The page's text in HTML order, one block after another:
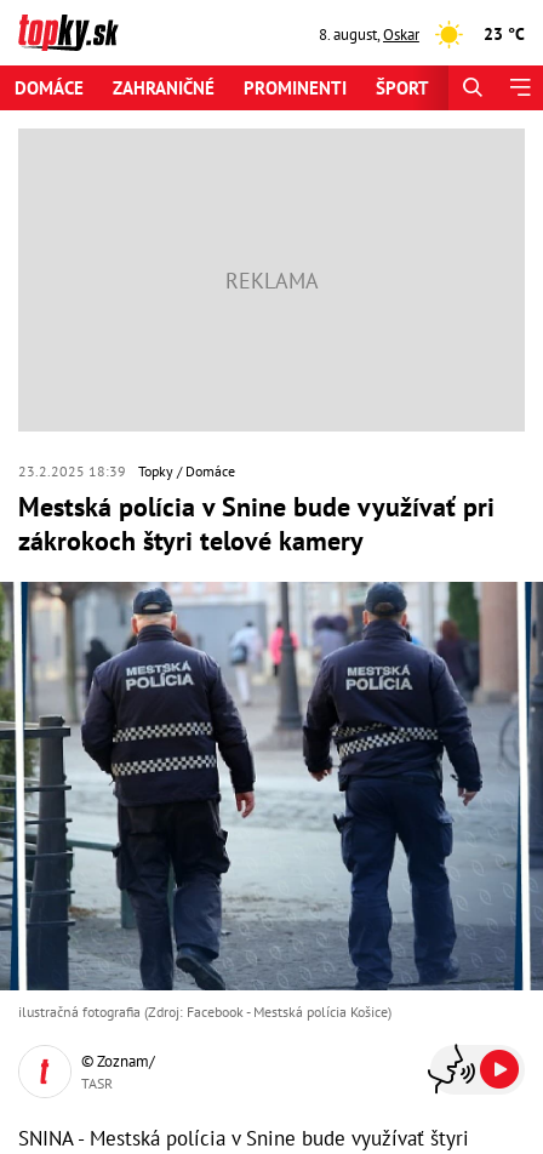
8. august,Oskar 23 °C
DOMÁCE ZAHRANIČNÉ PROMINENTI ŠPORT
23.2.2025 18:39 Topky Domáce
Mestská polícia v Snine bude využívať pri
zákrokoch štyri telové kamery
ilustračná fotografia (Zdroj: Facebook - Mestská polícia Košice)
© Zoznam/
TASR
SNINA - Mestská polícia v Snine bude využívať štyri